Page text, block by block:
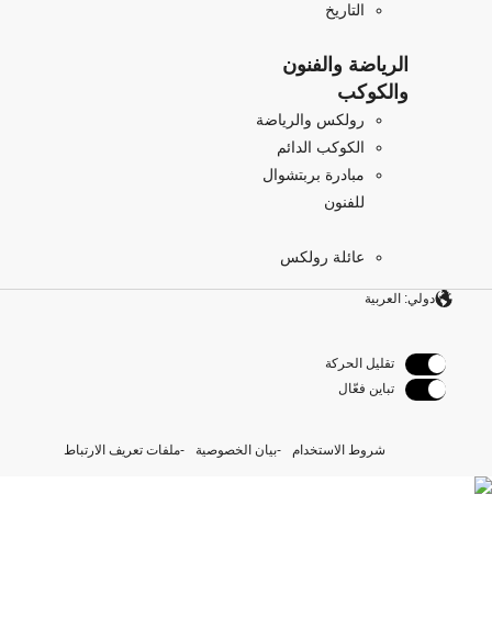
التاريخ
الرياضة والفنون
والكوكب
رولكس والرياضة
الكوكب الدائم
مبادرة بربتشوال
للفنون
عائلة رولكس
دولي: العربية
تقليل الحركة
تباين فعّال
شروط الاستخدام بيان الخصوصية ملفات تعريف الارتباط